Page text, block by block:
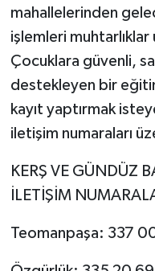
mahallelerinden
işlemleri
Çocuklara güvenli,
destekleyen bir
kayıt yaptırmak
iletişim numaraları
KERŞ VE GÜNDÜZ
İLETİŞİM
Teomanpaşa: 337